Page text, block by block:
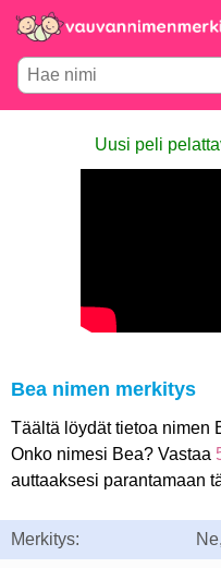
Uusi peli
Bea nimen merkitys
Täältä löydät tietoa nimen
Onko nimesi Bea? Vastaa
auttaaksesi parantamaan
Merkitys: